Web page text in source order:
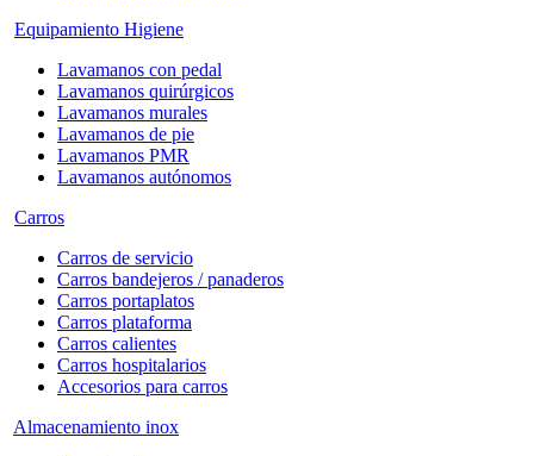
Equipamiento Higiene
Lavamanos con pedal
Lavamanos quirúrgicos
Lavamanos murales
Lavamanos de pie
Lavamanos PMR
Lavamanos autónomos
Carros
Carros de servicio
Carros bandejeros / panaderos
Carros portaplatos
Carros plataforma
Carros calientes
Carros hospitalarios
Accesorios para carros
Almacenamiento inox